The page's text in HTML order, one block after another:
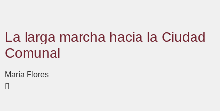
La larga marcha hacia la Ciudad
Comunal
María Flores